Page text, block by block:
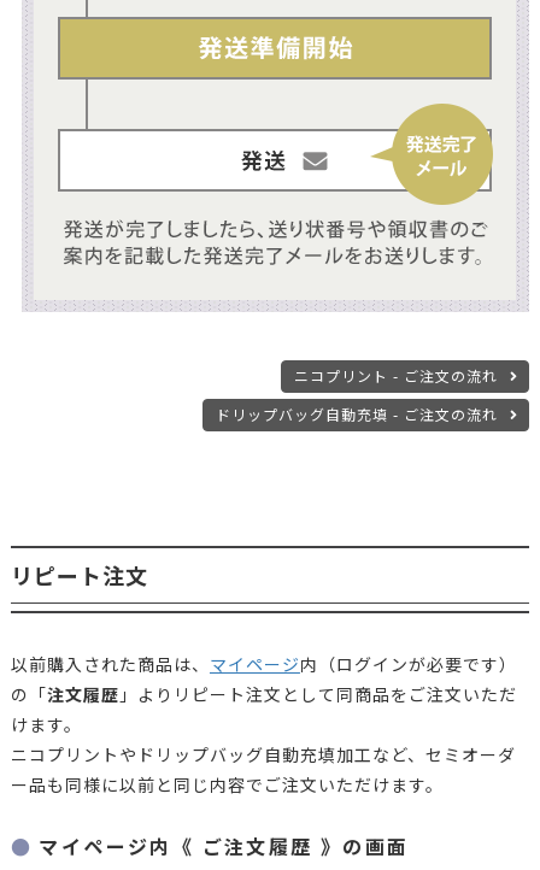
ニコプリント - ご注文の流れ
ドリップバッグ自動充填 - ご注文の流れ
リピート注文
以前購入された商品は、 マイページ内（ログインが必要です）
の「注文履歴 」よりリピート注文として同商品をご注文いただ
けます。
ニコプリントやドリップバッグ自動充填加工など、セミオーダ
ー品も同様に以前と同じ内容でご注文いただけます。
マイページ内《 ご注文履歴 》の画面